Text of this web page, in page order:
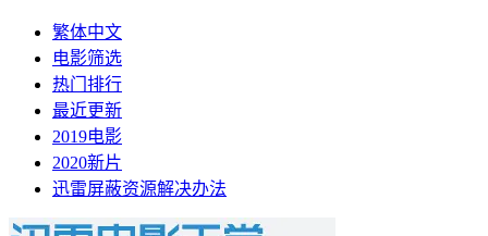
繁体中文
电影筛选
热门排行
最近更新
2019电影
2020新片
迅雷屏蔽资源解决办法